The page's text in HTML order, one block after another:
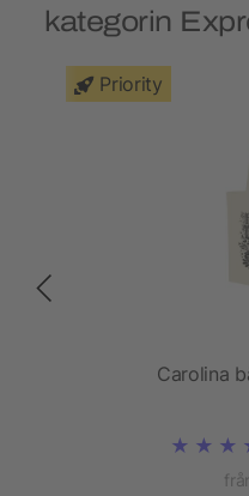
kategorin
Priority
Carolina